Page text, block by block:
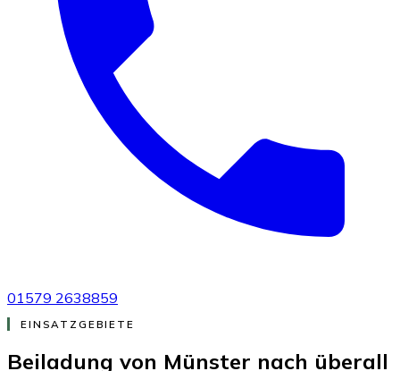
01579 2638859
EINSATZGEBIETE
Beiladung von Münster nach überall